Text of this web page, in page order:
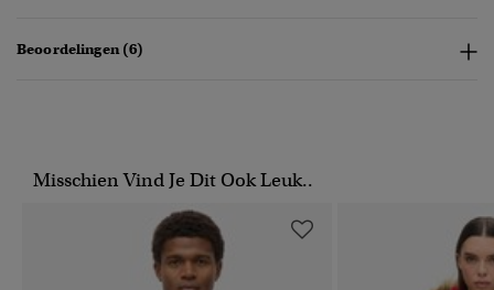
Beoordelingen (6)
Misschien Vind Je Dit Ook Leuk..